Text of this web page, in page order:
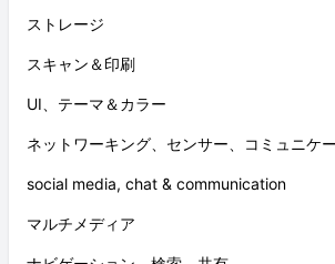
ストレージ
スキャン＆印刷
UI、テーマ＆カラー
ネットワーキング、センサー、コミュニケ
social media, chat & communication
マルチメディア